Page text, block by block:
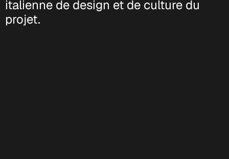
italienne de design et de culture du
projet.